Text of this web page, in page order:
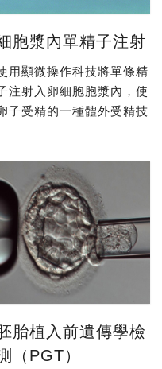
胞漿內單精子注射
用顯微操作科技將單條精
注射入卵細胞胞漿內，使
子受精的一種體外受精技
胎植入前遺傳學檢
（PGT）